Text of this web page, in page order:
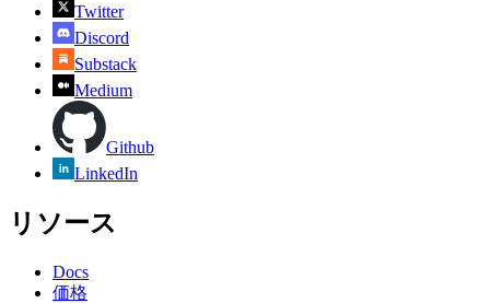
Twitter
Discord
Substack
Medium
Github
LinkedIn
リソース
Docs
価格